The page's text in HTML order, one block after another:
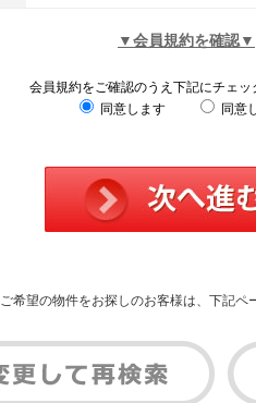
▼会員規約を確認▼
会員規約をご確認のうえ下記にチェッ
同意します
同意
ご希望の物件をお探しのお客様は、下記ペ